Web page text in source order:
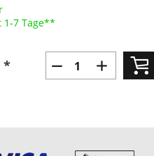
1-7 Tage**
*